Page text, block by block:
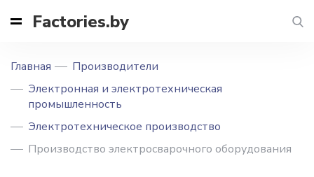
Factories.by
Главная
Производители
Электронная и электротехническая
промышленность
Электротехническое производство
Производство электросварочного оборудования